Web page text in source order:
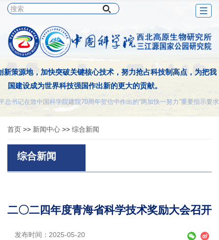
新策源地，加快突破关键核心技术，努力抢占科技制高点，为把我
国建设成为世界科技强国作出新的更大的贡献。
书记在致中国科学院建院70周年贺信中作出的“两加快一努力”重要指示要求
首页 >> 新闻中心 >> 综合新闻
综合新闻
二〇二四年度青海省科学技术奖励大会召开
发布时间：2025-05-20